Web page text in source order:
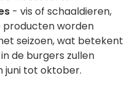
- vis of schaaldieren,
producten worden
seizoen, wat betekent
de burgers zullen
juni tot oktober.